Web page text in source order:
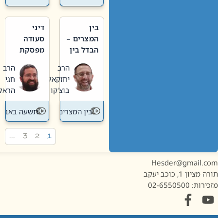
בין
המצרים –
הבדל בין
חדשה
לישנה
הרב
יחזקאל
בוצ'קו
בין המצרים
דיני
סעודה
מפסקת
תשעה
באב
הרב
חגי
הראל
תשעה באב
1, כוכב יעקב
02-6550500